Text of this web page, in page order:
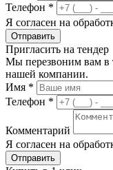
Телефон *
Я согласен на
Отправить
Пригласить на тендер
Мы перезвоним вам в
нашей компании.
Имя *
Телефон *
Комментарий
Я согласен на
Отправить